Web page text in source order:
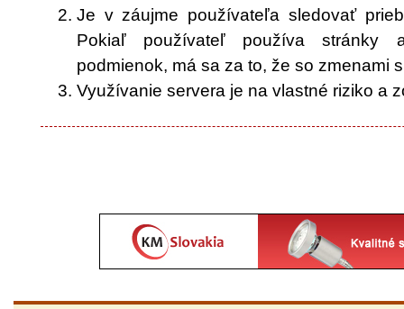
Je v záujme používateľa sledovať
Pokiaľ používateľ používa stránky
podmienok, má sa za to, že so zmenami
Využívanie servera je na vlastné riziko a